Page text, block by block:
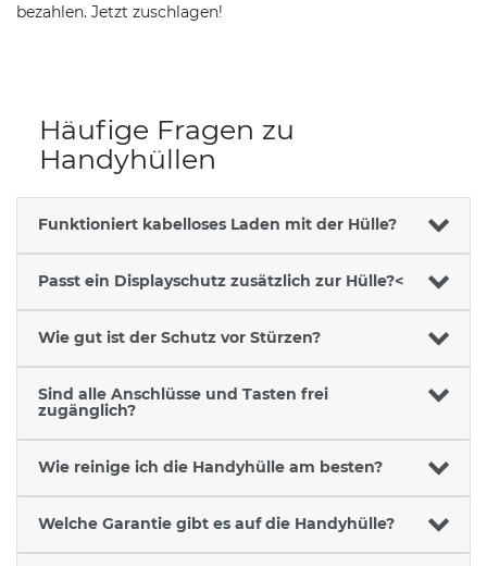
bezahlen. Jetzt zuschlagen!
Häufige Fragen zu
Handyhüllen
Funktioniert kabelloses Laden mit der Hülle?
Passt ein Displayschutz zusätzlich zur Hülle?<
Wie gut ist der Schutz vor Stürzen?
Sind alle Anschlüsse und Tasten frei
zugänglich?
Wie reinige ich die Handyhülle am besten?
Welche Garantie gibt es auf die Handyhülle?